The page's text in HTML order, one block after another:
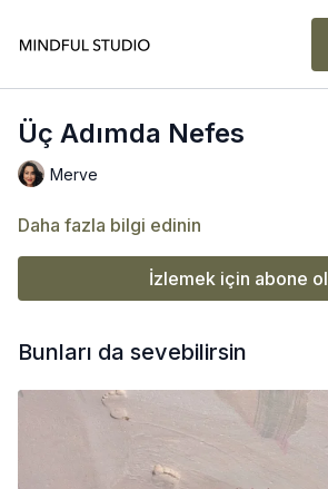
Üç Adımda Nefes
Merve
Daha fazla bilgi edinin
İzlemek için abone ol
Bunları da sevebilirsin